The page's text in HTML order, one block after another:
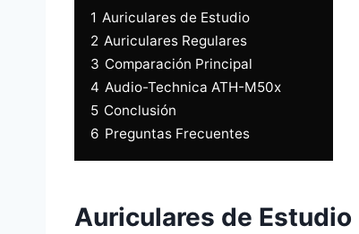
1 Auriculares de Estudio
2 Auriculares Regulares
3 Comparación Principal
4 Audio-Technica ATH-M50x
5 Conclusión
6 Preguntas Frecuentes
Auriculares de Estudio